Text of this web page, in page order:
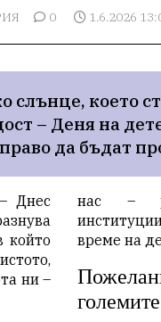
0 1.6.2026
слънце, което
– Деня на
да бъдат
Днес
който
ни –
нас –
време на
големите